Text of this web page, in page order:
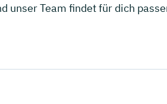
unser Team findet für dich